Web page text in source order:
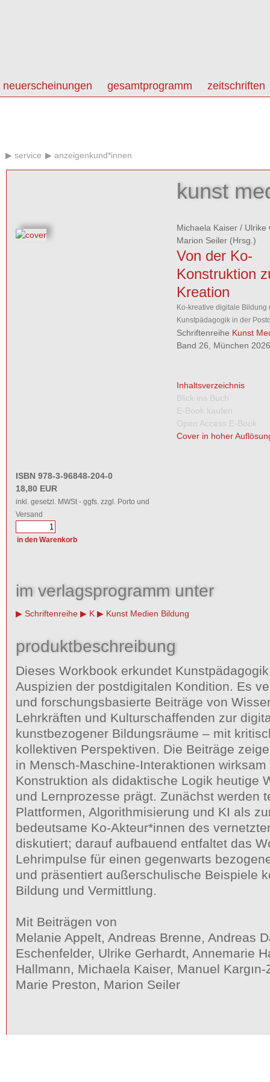
neuerscheinungen gesamtprogramm zeitschriften
service anzeigenkund*innen
kunst
Michaela Kaiser/ Ulrike
Marion Seiler(Hrsg.)
Von der Ko-
Konstruktion
Kreation
Ko-kreative digitale Bildung
Kunstpädagogik in der
Schriftenreihe Kunst
Band 26, München
Inhaltsverzeichnis
Blick ins Buch
E-Book kaufen
Open Access E-Book
Cover in hoher
ISBN 978-3-96848-204-0
18,80 EUR
inkl. gesetzl. MWSt - ggfs. zzgl. Porto und
Versand
im verlagsprogramm unter
Schriftenreihe K Kunst Medien Bildung
produktbeschreibung
Dieses Workbook erkundet
Auspizien der postdigitalen Kondition. Es
und forschungsbasierte Beiträge von
Lehrkräften und Kulturschaffenden zur
kunstbezogener Bildungsräume – mit
kollektiven Perspektiven. Die Beiträge
in Mensch-Maschine-Interaktionen wirksam
Konstruktion als didaktische Logik heutige
und Lernprozesse prägt. Zunächst werden
Plattformen, Algorithmisierung und KI als
bedeutsame Ko-Akteur*innen des
diskutiert; darauf aufbauend entfaltet das
Lehrimpulse für einen gegenwarts­
und präsentiert außerschulische Beispiele
Bildung und Vermittlung.
Mit Beiträgen von
Melanie Appelt, Andreas Brenne, Andreas
Eschenfelder, Ulrike Gerhardt, Annemarie
Hallmann, Michaela Kaiser, Manuel
Marie Preston, Marion Seiler